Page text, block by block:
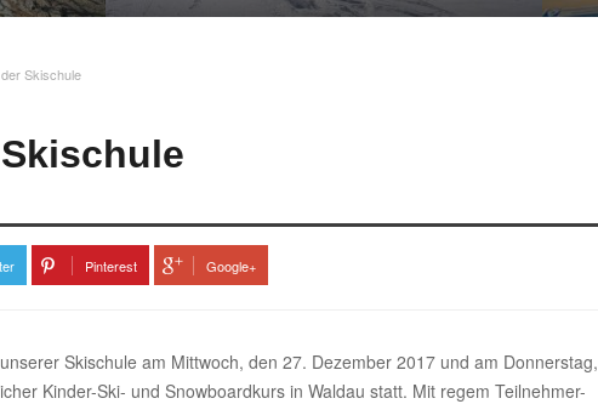
Skischule
Pinterest Google+
Skischule am Mittwoch, den 27. Dezember 2017 und am Donnerstag,
Kinder-Ski- und Snowboardkurs in Waldau statt. Mit regem Teilnehmer-